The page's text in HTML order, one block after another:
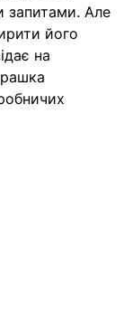
запитами. Але
його
на